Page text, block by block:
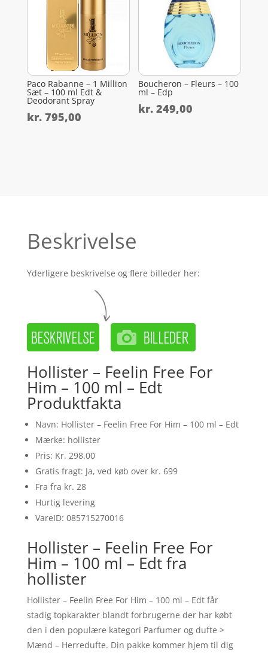
Paco Rabanne – 1 Million
Sæt – 100 ml Edt &
Deodorant Spray
kr.795,00
Boucheron – Fleurs – 100
ml – Edp
kr. 249,00
Beskrivelse
Yderligere beskrivelse og flere billeder her:
Hollister – Feelin Free For
Him – 100 ml – Edt
Produktfakta
Navn: Hollister – Feelin Free For Him – 100 ml – Edt
Mærke: hollister
Pris: Kr. 298.00
Gratis fragt: Ja, ved køb over kr. 699
Fra fra kr. 28
Hurtig levering
VareID: 085715270016
Hollister – Feelin Free For
Him – 100 ml – Edt fra
hollister
Hollister – Feelin Free For Him – 100 ml – Edt får
stadig topkarakter blandt forbrugerne der har købt
den i den populære kategori Parfumer og dufte >
Mænd – Herredufte. Din pakke kommer hjem til dig